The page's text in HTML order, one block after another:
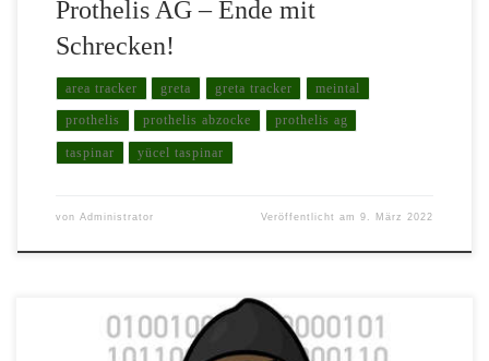
Prothelis AG – Ende mit
Schrecken!
area tracker greta greta tracker meintal
prothelis prothelis abzocke prothelis ag
taspinar yücel taspinar
von Administrator Veröffentlicht am9. März 2022